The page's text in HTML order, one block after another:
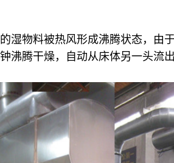
湿物料被热风形成沸腾状态，由
沸腾干燥，自动从床体另一头流